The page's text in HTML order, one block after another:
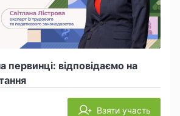
первинці: відповідаємо на
Взяти участь